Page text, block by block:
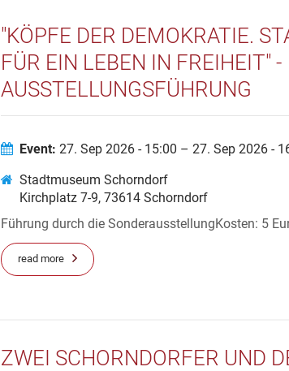
"KÖPFE DER DEMOKRATIE.
FÜR EIN LEBEN IN FREIHEIT" -
AUSSTELLUNGSFÜHRUNG
Event: 27. Sep 2026 - 15:00 – 27. Sep 2026 -
Stadtmuseum Schorndorf
Kirchplatz 7-9, 73614 Schorndorf
Führung durch die SonderausstellungKosten: 5
read more
ZWEI SCHORNDORFER UND